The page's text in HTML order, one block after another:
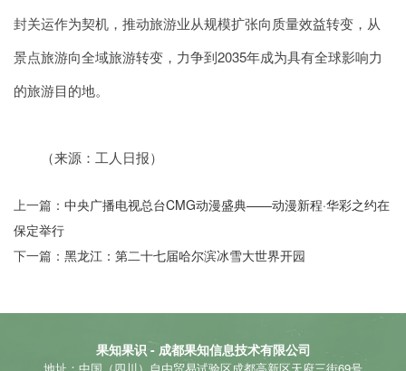
封关运作为契机，推动旅游业从规模扩张向质量效益转变，从
景点旅游向全域旅游转变，力争到2035年成为具有全球影响力
的旅游目的地。
（来源：工人日报）
上一篇： 中央广播电视总台CMG动漫盛典——动漫新程·华彩之约在
保定举行
下一篇： 黑龙江：第二十七届哈尔滨冰雪大世界开园
果知果识 - 成都果知信息技术有限公司